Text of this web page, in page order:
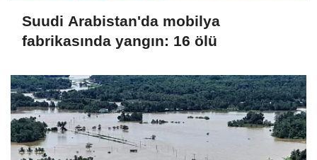
Suudi Arabistan'da mobilya
fabrikasında yangın: 16 ölü